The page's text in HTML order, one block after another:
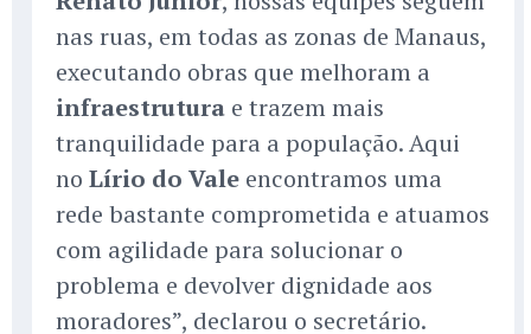
nas ruas, em todas as zonas de Manaus,
executando obras que melhoram a
infraestrutura e trazem mais
tranquilidade para a população. Aqui
no Lírio do Vale encontramos uma
rede bastante comprometida e atuamos
com agilidade para solucionar o
problema e devolver dignidade aos
moradores”, declarou o secretário.